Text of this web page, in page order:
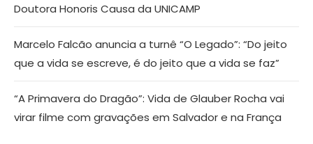
Doutora Honoris Causa da UNICAMP
Marcelo Falcão anuncia a turnê “O Legado”: “Do jeito
que a vida se escreve, é do jeito que a vida se faz”
“A Primavera do Dragão”: Vida de Glauber Rocha vai
virar filme com gravações em Salvador e na França